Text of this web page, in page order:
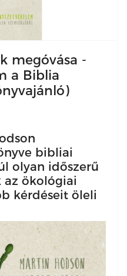
megóvása -
a Biblia
bibliai
olyan időszerű
az ökológiai
kérdéseit öleli